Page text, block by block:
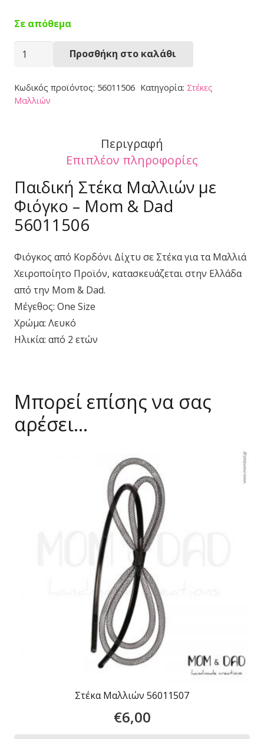
Σε απόθεμα
Στέκα
56011506
ποσότητα
Προσθήκη στο καλάθι
Κωδικός προϊόντος: 56011506 Κατηγορία: Στέκες
Μαλλιών
Περιγραφή
Επιπλέον πληροφορίες
Παιδική Στέκα Μαλλιών με
Φιόγκο – Mom & Dad
56011506
Φιόγκος από Κορδόνι Δίχτυ σε Στέκα για τα Μαλλιά
Χειροποίητο Προϊόν, κατασκευάζεται στην Ελλάδα
από την Mom & Dad.
Μέγεθος: One Size
Χρώμα: Λευκό
Ηλικία: από 2 ετών
Μπορεί επίσης να σας
αρέσει…
Στέκα Μαλλιών 56011507
€6,00